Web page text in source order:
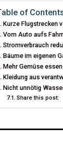
R
E
S
T
of
Kurze Flugstrecken
Vom Auto aufs
Stromverbrauch
Bäume im eigenen
Mehr Gemüse essen
Kleidung aus
Nicht unnötig
Share this post: